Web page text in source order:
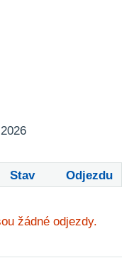
Stav Odjezdu
žádné odjezdy.